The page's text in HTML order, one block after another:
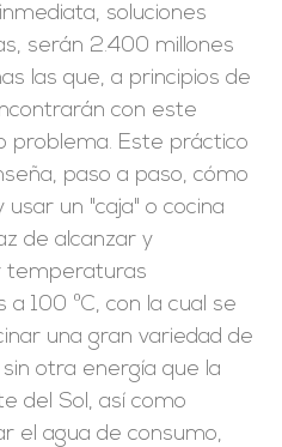
soluciones
serán 2.400 millones
las que, a principios de
con este
problema. Este práctico
paso a paso, cómo
usar un "caja" o cocina
de alcanzar y
temperaturas
a 100 ºC, con la cual se
una gran variedad de
otra energía que la
del Sol, así como
el agua de consumo,